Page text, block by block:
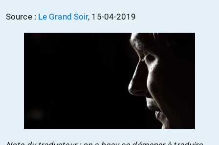
CONTACTER
FAIRE UN
Source : Le Grand Soir, 15-04-2019